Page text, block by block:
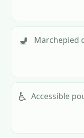
🚽 Marchepied
♿ Accessible